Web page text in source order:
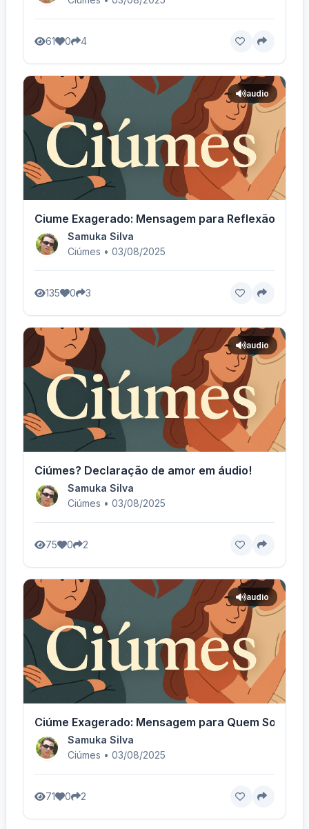
61 0 4
audio
Ciume Exagerado: Mensagem para Reflexão
Samuka Silva
Ciúmes • 03/08/2025
135 0 3
audio
Ciúmes? Declaração de amor em áudio!
Samuka Silva
Ciúmes • 03/08/2025
75 0 2
audio
Ciúme Exagerado: Mensagem para Quem Sofre
Samuka Silva
Ciúmes • 03/08/2025
71 0 2